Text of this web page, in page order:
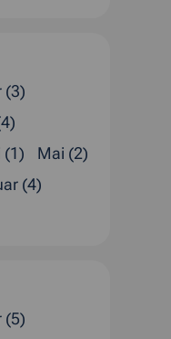
(3)
(1)
Mai (2)
(4)
(5)